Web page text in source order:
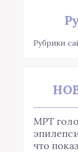
Рубрики
МРТ
что